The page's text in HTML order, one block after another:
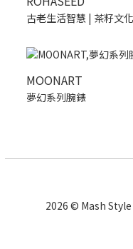
古老生活智慧 | 茶籽文
MOONART
夢幻系列腕錶
2026 © Mash